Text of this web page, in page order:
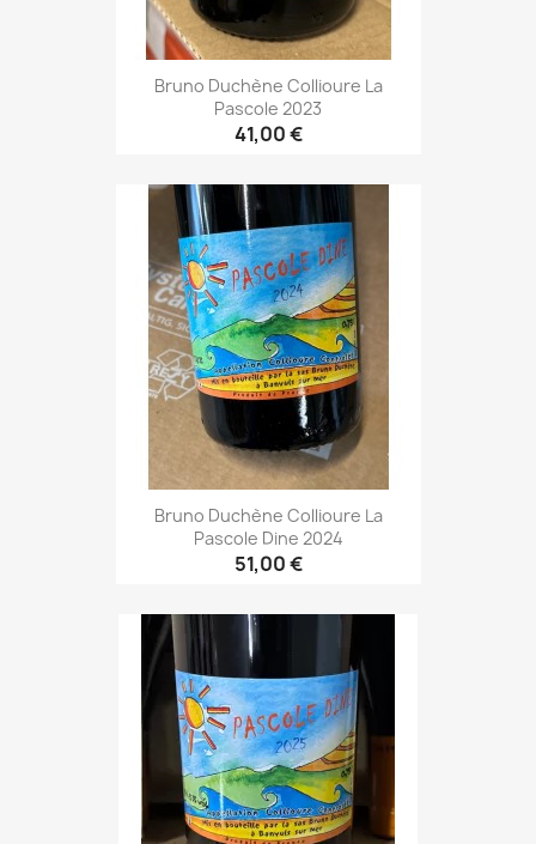
Bruno Duchène Collioure La
Pascole 2023
41,00 €
Bruno Duchène Collioure La
Pascole Dine 2024
51,00 €